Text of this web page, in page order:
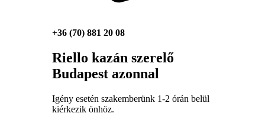
+36 (70) 881 20 08
Riello kazán szerelő
Budapest azonnal
Igény esetén szakemberünk 1-2 órán belül
kiérkezik önhöz.